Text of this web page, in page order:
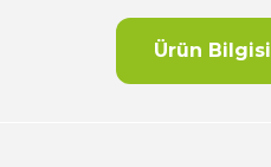
Ürün Bilgisi